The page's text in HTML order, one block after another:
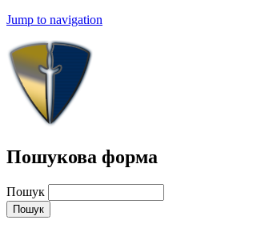
Jump to navigation
Пошукова форма
Пошук